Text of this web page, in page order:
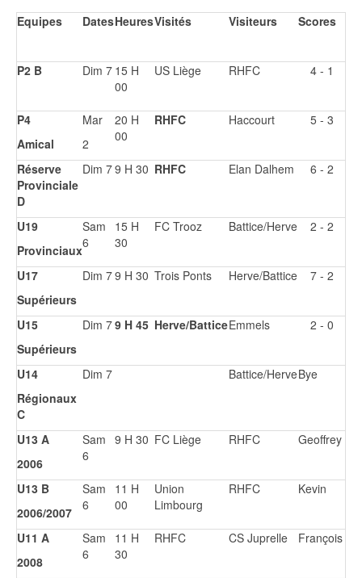
Equipes DatesHeuresVisités Visiteurs Scores
P2 B Dim 7 15 H
00
US Liège RHFC 4 - 1
P4
Amical
Mar
2
20 H
00
RHFC Haccourt 5 - 3
Réserve
Provinciale
D
Dim 79 H 30 RHFC Elan Dalhem 6 - 2
U19
Provinciaux
Sam
6
15 H
30
FC Trooz Battice/Herve 2 - 2
U17
Supérieurs
Dim 79 H 30 Trois Ponts Herve/Battice 7 - 2
U15
Supérieurs
Dim 79 H 45 Herve/BatticeEmmels 2 - 0
U14
Régionaux
C
Dim 7 Battice/HerveBye
U13 A
2006
Sam
6
9 H 30 FC Liège RHFC Geoffrey
U13 B
2006/2007
Sam
6
11 H
00
Union
Limbourg
RHFC Kevin
U11 A
2008
Sam
6
11 H
30
RHFC CS Juprelle François